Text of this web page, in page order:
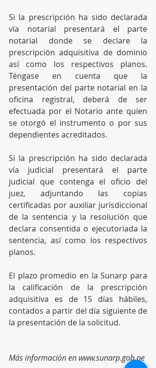
Si la prescripción ha sido declarada
vía notarial presentará el parte
notarial donde se declare la
prescripción adquisitiva de dominio
así como los respectivos planos.
Téngase en cuenta que la
presentación del parte notarial en la
oficina registral, deberá de ser
efectuada por el Notario ante quien
se otorgó el instrumento o por sus
dependientes acreditados.
Si la prescripción ha sido declarada
vía judicial presentará el parte
judicial que contenga el oficio del
juez, adjuntando las copias
certificadas por auxiliar jurisdiccional
de la sentencia y la resolución que
declara consentida o ejecutoriada la
sentencia, así como los respectivos
planos.
El plazo promedio en la Sunarp para
la calificación de la prescripción
adquisitiva es de 15 días hábiles,
contados a partir del día siguiente de
la presentación de la solicitud.
Más información en www.sunarp.gob.pe